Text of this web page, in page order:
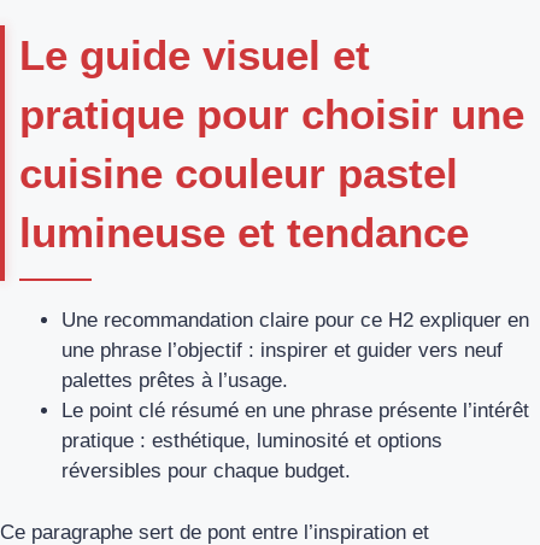
Le guide visuel et
pratique pour choisir une
cuisine couleur pastel
lumineuse et tendance
Une recommandation claire pour ce H2 expliquer en
une phrase l’objectif : inspirer et guider vers neuf
palettes prêtes à l’usage.
Le point clé résumé en une phrase présente l’intérêt
pratique : esthétique, luminosité et options
réversibles pour chaque budget.
Ce paragraphe sert de pont entre l’inspiration et